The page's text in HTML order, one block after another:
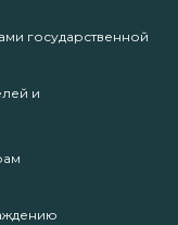
государственной
и